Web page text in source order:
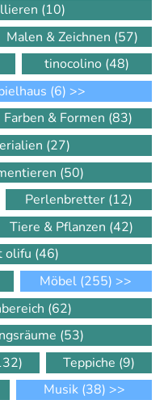
(10)
Malen & Zeichnen (57)
tinocolino (48)
(6) >>
Farben & Formen (83)
(27)
(50)
Perlenbretter (12)
Tiere & Pflanzen (42)
olifu (46)
Möbel (255) >>
(62)
(53)
Teppiche (9)
Musik (38) >>